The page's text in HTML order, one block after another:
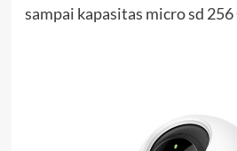
sampai kapasitas micro sd 256